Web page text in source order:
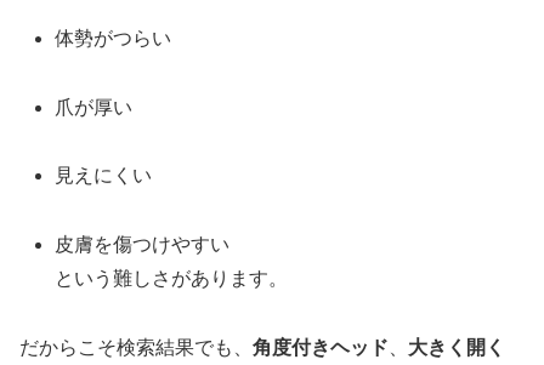
体勢がつらい
爪が厚い
見えにくい
皮膚を傷つけやすい
という難しさがあります。
だからこそ検索結果でも、 角度付きヘッド
大きく開く